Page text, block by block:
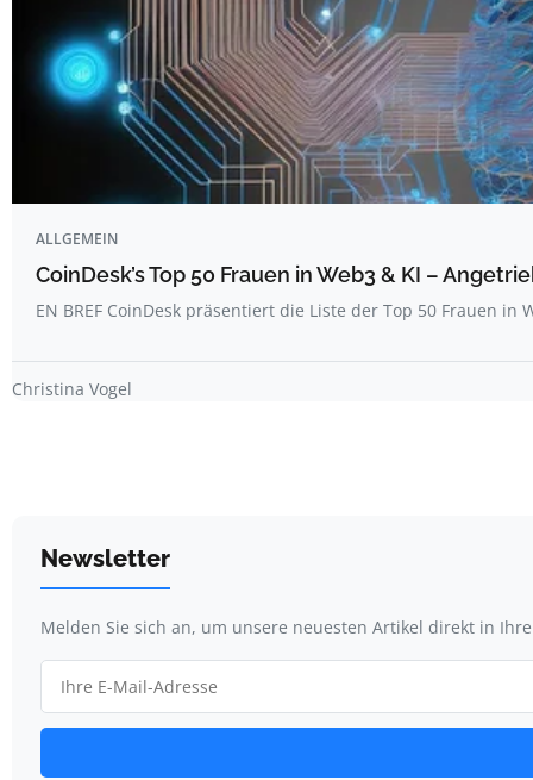
ALLGEMEIN
CoinDesk’s Top 50 Frauen in Web3 & KI –
EN BREF CoinDesk präsentiert die Liste der Top 50 Frauen in
Christina Vogel
Newsletter
Melden Sie sich an, um unsere neuesten Artikel direkt in